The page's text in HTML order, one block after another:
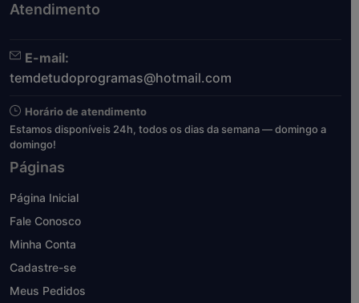
Atendimento
E-mail:
temdetudoprogramas@hotmail.com
Horário de atendimento
Estamos disponíveis 24h, todos os dias da semana — domingo a
domingo!
Páginas
Página Inicial
Fale Conosco
Minha Conta
Cadastre-se
Meus Pedidos